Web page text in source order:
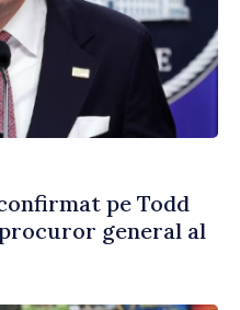
pe Todd
general al